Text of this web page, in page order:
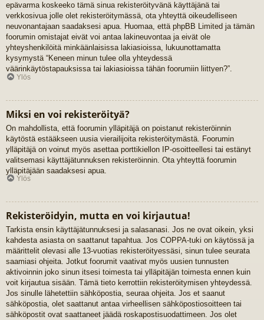
epävarma koskeeko tämä sinua rekisteröityvänä käyttäjänä tai
verkkosivua jolle olet rekisteröitymässä, ota yhteyttä oikeudelliseen
neuvonantajaan saadaksesi apua. Huomaa, että phpBB Limited ja tämän
foorumin omistajat eivät voi antaa lakineuvontaa ja eivät ole
yhteyshenkilöitä minkäänlaisissa lakiasioissa, lukuunottamatta
kysymystä “Keneen minun tulee olla yhteydessä
väärinkäytöstapauksissa tai lakiasioissa tähän foorumiin liittyen?”.
Ylös
Miksi en voi rekisteröityä?
On mahdollista, että foorumin ylläpitäjä on poistanut rekisteröinnin
käytöstä estääkseen uusia vierailijoita rekisteröitymästä. Foorumin
ylläpitäjä on voinut myös asettaa porttikiellon IP-osoitteellesi tai estänyt
valitsemasi käyttäjätunnuksen rekisteröinnin. Ota yhteyttä foorumin
ylläpitäjään saadaksesi apua.
Ylös
Rekisteröidyin, mutta en voi kirjautua!
Tarkista ensin käyttäjätunnuksesi ja salasanasi. Jos ne ovat oikein, yksi
kahdesta asiasta on saattanut tapahtua. Jos COPPA-tuki on käytössä ja
määrittelit olevasi alle 13-vuotias rekisteröityessäsi, sinun tulee seurata
saamiasi ohjeita. Jotkut foorumit vaativat myös uusien tunnusten
aktivoinnin joko sinun itsesi toimesta tai ylläpitäjän toimesta ennen kuin
voit kirjautua sisään. Tämä tieto kerrottiin rekisteröitymisen yhteydessä.
Jos sinulle lähetettiin sähköpostia, seuraa ohjeita. Jos et saanut
sähköpostia, olet saattanut antaa virheellisen sähköpostiosoitteen tai
sähköpostit ovat saattaneet jäädä roskapostisuodattimeen. Jos olet